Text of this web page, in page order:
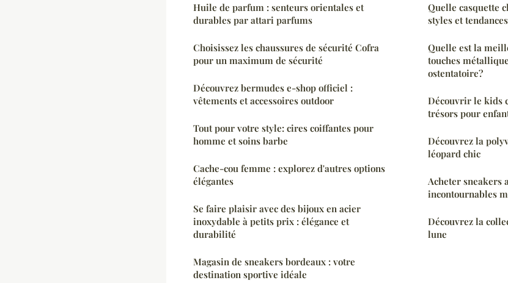
Huile de parfum : senteurs orientales et
durables par attari parfums
Choisissez les chaussures de sécurité Cofra
pour un maximum de sécurité
Découvrez bermudes e-shop officiel :
vêtements et accessoires outdoor
Tout pour votre style: cires coiffantes pour
homme et soins barbe
Cache-cou femme : explorez d'autres options
élégantes
Se faire plaisir avec des bijoux en acier
inoxydable à petits prix : élégance et
durabilité
Magasin de sneakers bordeaux : votre
destination sportive idéale
Quelle casquette
styles et tendances
Quelle est la
touches
ostentatoire?
Découvrir le kids
trésors pour
Découvrez la
léopard chic
Acheter sneakers
incontournables
Découvrez la
lune